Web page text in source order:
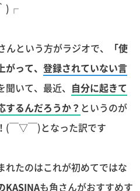
)┌
という方がラジオで、
「使
って、 登録されていない言
聞いて、最近、 自分に起きて
するんだろうか？ というのが
(￣▽￣)となった訳です
れたのはこれが初めてではな
KASINAも角さんがおすすめす